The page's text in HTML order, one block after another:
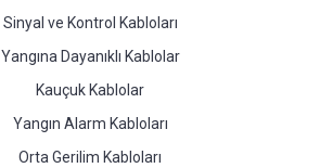
Sinyal ve Kontrol Kabloları
Yangına Dayanıklı Kablolar
Kauçuk Kablolar
Yangın Alarm Kabloları
Orta Gerilim Kabloları